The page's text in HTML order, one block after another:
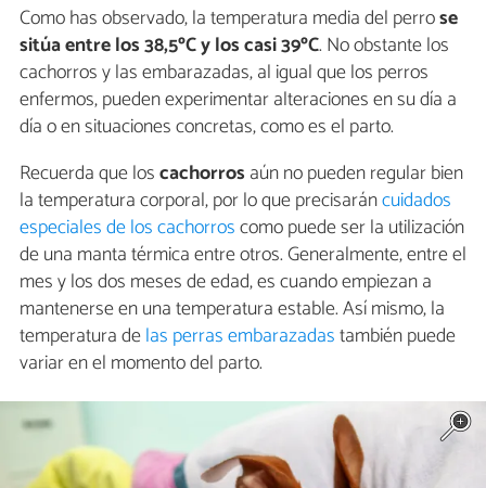
Como has observado, la temperatura media del perrose
sitúa entre los 38,5ºC y los casi 39ºC. No obstante los
cachorros y las embarazadas, al igual que los perros
enfermos, pueden experimentar alteraciones en su día a
día o en situaciones concretas, como es el parto.
Recuerda que loscachorros aún no pueden regular bien
la temperatura corporal, por lo que precisaráncuidados
especiales de los cachorroscomo puede ser la utilización
de una manta térmica entre otros. Generalmente, entre el
mes y los dos meses de edad, es cuando empiezan a
mantenerse en una temperatura estable. Así mismo, la
temperatura delas perras embarazadastambién puede
variar en el momento del parto.